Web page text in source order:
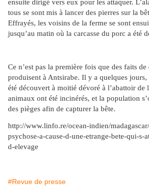
ensuite dirigé vers eux pour les attaquer.
tous se sont mis à lancer des pierres sur la
Effrayés, les voisins de la ferme se sont
jusqu’au matin où la carcasse du porc a été
Ce n’est pas la première fois que des faits de
produisent à Antsirabe. Il y a quelques jours,
été découvert à moitié dévoré à l’abattoir de
animaux ont été incinérés, et la population
des pièges afin de capturer la bête.
http://www.linfo.re/ocean-indien/
psychose-a-cause-d-une-etrange-bete-qui-s-
d-elevage
#Revue de presse